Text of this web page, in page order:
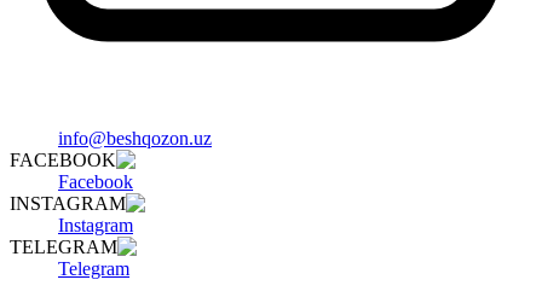
info@beshqozon.uz
FACEBOOK
Facebook
INSTAGRAM
Instagram
TELEGRAM
Telegram